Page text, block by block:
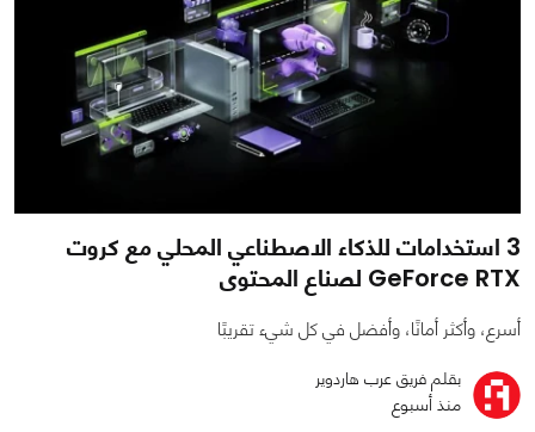
3 استخدامات للذكاء الاصطناعي المحلي مع كروت
GeForce RTX لصناع المحتوى
أسرع، وأكثر أمانًا، وأفضل في كل شيء تقريبًا
بقلم فريق عرب هاردوير
منذ أسبوع